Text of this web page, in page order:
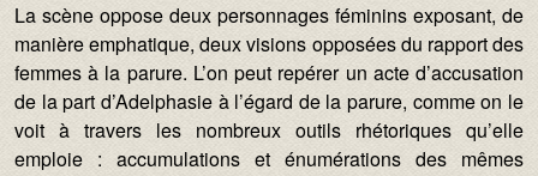
La scène oppose deux personnages féminins exposant, de
manière emphatique, deux visions opposées du rapport des
femmes à la parure. L’on peut repérer un acte d’accusation
de la part d’Adelphasie à l’égard de la parure, comme on le
voit à travers les nombreux outils rhétoriques qu’elle
emploie : accumulations et énumérations des mêmes